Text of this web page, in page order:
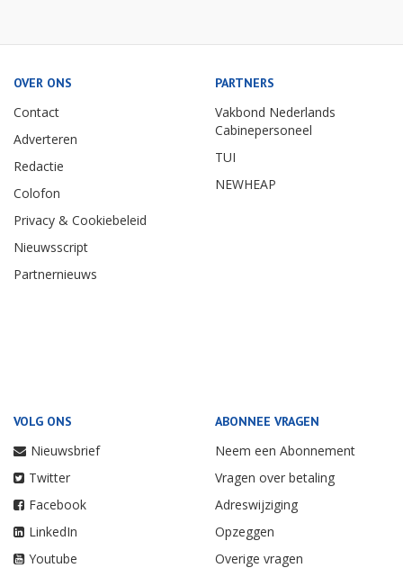
OVER ONS
Contact
Adverteren
Redactie
Colofon
Privacy & Cookiebeleid
Nieuwsscript
Partnernieuws
PARTNERS
Vakbond Nederlands
Cabinepersoneel
TUI
NEWHEAP
VOLG ONS
Nieuwsbrief
Twitter
Facebook
LinkedIn
Youtube
ABONNEE VRAGEN
Neem een Abonnement
Vragen over betaling
Adreswijziging
Opzeggen
Overige vragen